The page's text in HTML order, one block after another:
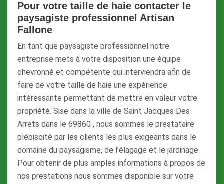
Pour votre taille de haie contacter le
paysagiste professionnel Artisan
Fallone
En tant que paysagiste professionnel notre
entreprise mets à votre disposition une équipe
chevronné et compétente qui interviendra afin de
faire de votre taille de haie une expérience
intéressante permettant de mettre en valeur votre
propriété. Sise dans la ville de Saint Jacques Des
Arrets dans le 69860 , nous sommes le prestataire
plébiscité par les clients les plus exigeants dans le
domaine du paysagisme, de l'élagage et le jardinage.
Pour obtenir de plus amples informations à propos de
nos prestations nous sommes disponible sur votre